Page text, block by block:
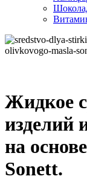
Жидкое
изделий
на
Sonett.